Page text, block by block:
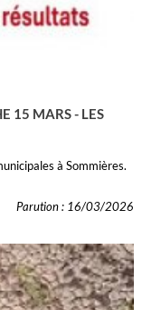
15 MARS - LES
à Sommières.
Parution : 16/03/2026